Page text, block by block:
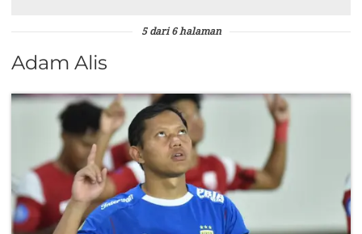
5 dari 6 halaman
Adam Alis